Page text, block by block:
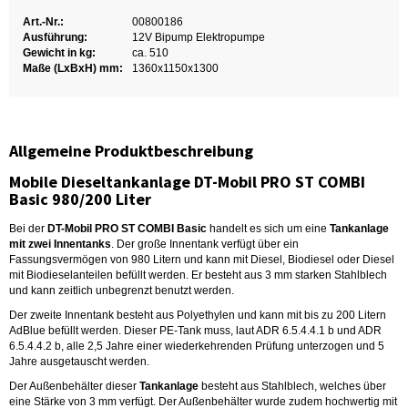
Art.-Nr.:
00800186
Ausführung:
12V Bipump Elektropumpe
Gewicht in kg:
ca. 510
Maße (LxBxH) mm:
1360x1150x1300
Allgemeine Produktbeschreibung
Mobile Dieseltankanlage DT-Mobil PRO ST COMBI
Basic 980/200 Liter
Bei der DT-Mobil PRO ST COMBI Basic handelt es sich um eine Tankanlage
mit zwei Innentanks. Der große Innentank verfügt über ein
Fassungsvermögen von 980 Litern und kann mit Diesel, Biodiesel oder Diesel
mit Biodieselanteilen befüllt werden. Er besteht aus 3 mm starken Stahlblech
und kann zeitlich unbegrenzt benutzt werden.
Der zweite Innentank besteht aus Polyethylen und kann mit bis zu 200 Litern
AdBlue befüllt werden. Dieser PE-Tank muss, laut ADR 6.5.4.4.1 b und ADR
6.5.4.4.2 b, alle 2,5 Jahre einer wiederkehrenden Prüfung unterzogen und 5
Jahre ausgetauscht werden.
Der Außenbehälter dieser Tankanlage besteht aus Stahlblech, welches über
eine Stärke von 3 mm verfügt. Der Außenbehälter wurde zudem hochwertig mit